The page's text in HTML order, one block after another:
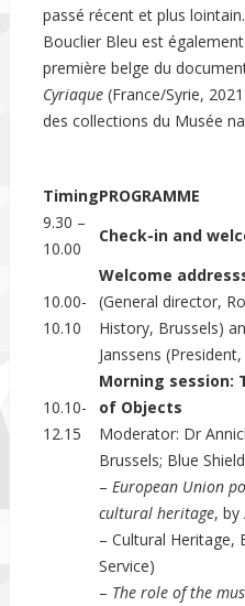
passé récent et plus
Bouclier Bleu est
première belge du
Cyriaque(France/Syrie,
des collections du Musée
TimingPROGRAMME
9.30 –
10.00
Check-in and
10.00-
10.10
Welcome
(General director,
History, Brussels)
Janssens
10.10-
12.15
Morning session:
of Objects
Moderator: Dr
Brussels; Blue
– European Union
cultural heritage, by
– Cultural Heritage,
Service)
– The role of the